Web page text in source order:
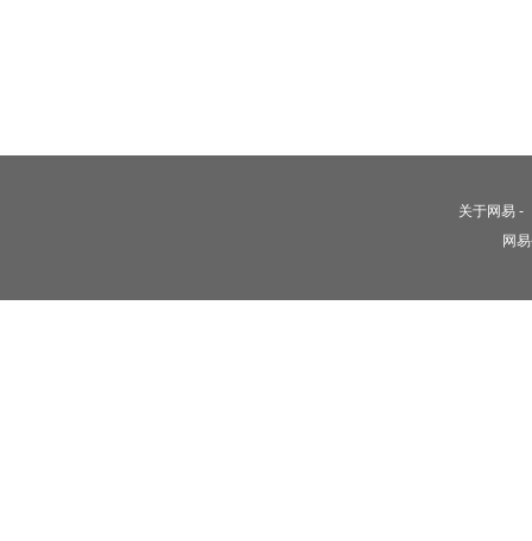
关于网易 -
网